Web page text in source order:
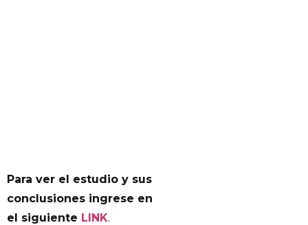
Para ver el estudio y sus
conclusiones ingrese en
el siguiente LINK.